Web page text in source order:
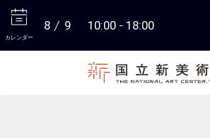
カレンダー
8 9 10:00 18:00